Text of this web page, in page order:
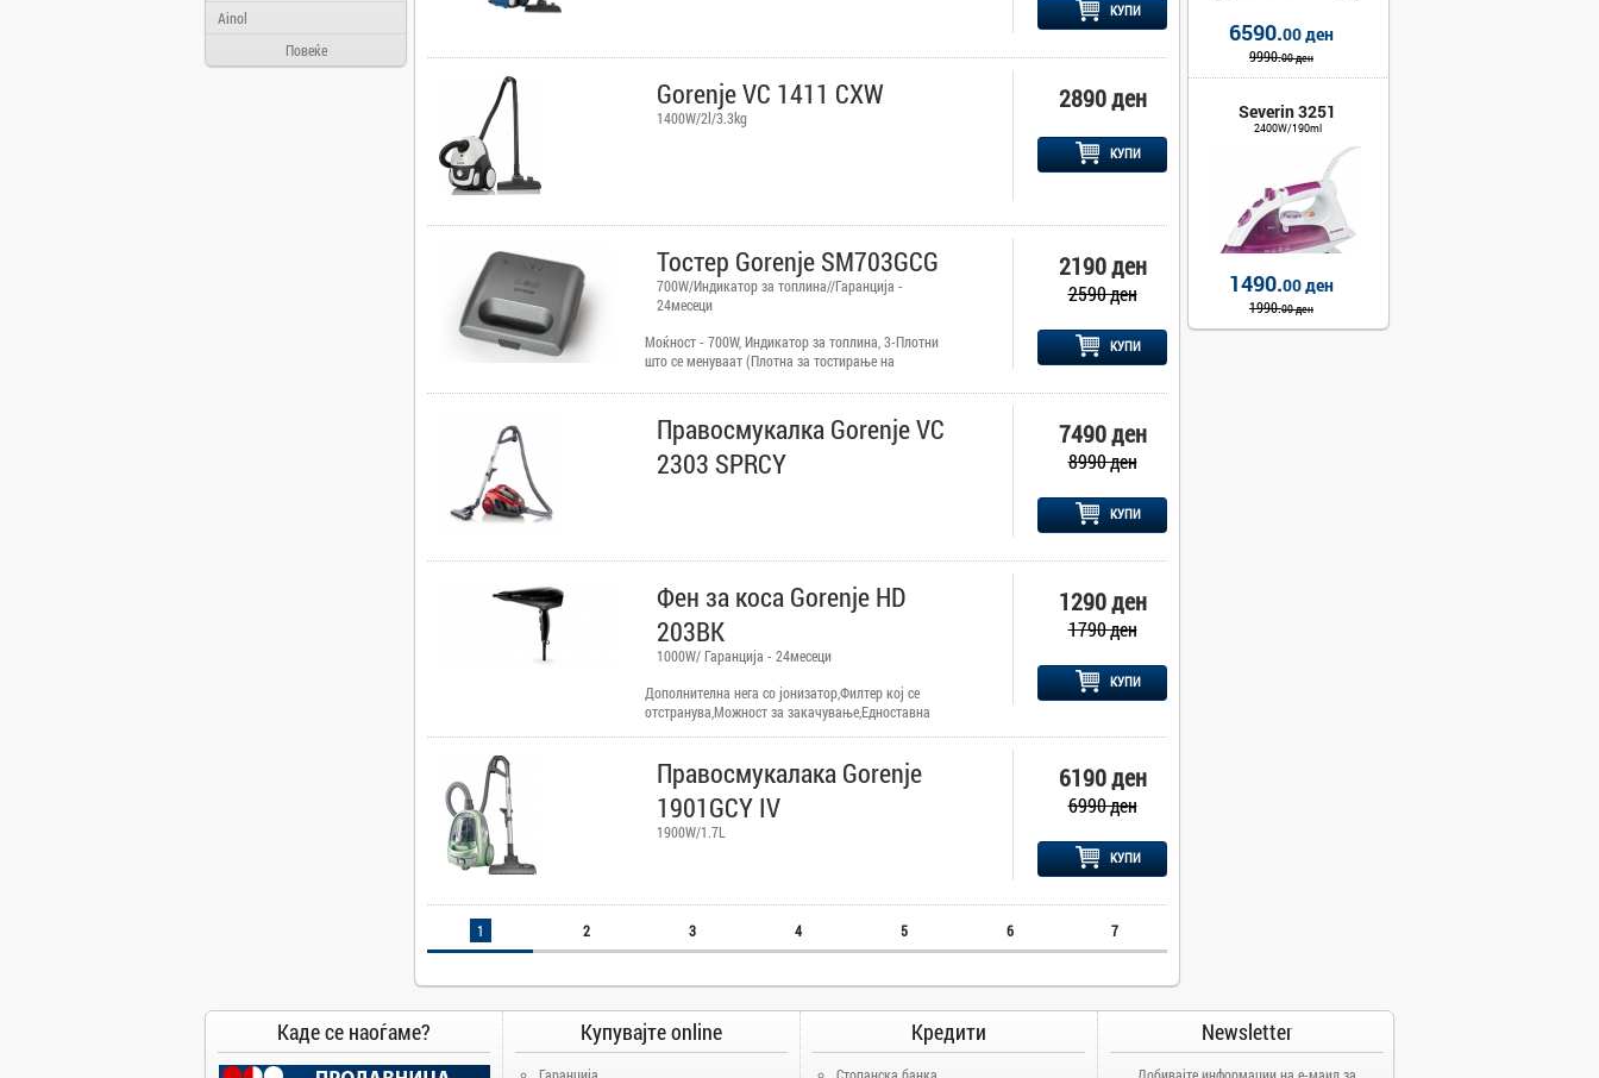
Ainol
DeepCool
Повеќе
КУПИ
Gorenje VC 1411 CXW
1400W/2l/3.3kg
2890 ден
КУПИ
Тостер Gorenje SM703GCG
700W/Индикатор за топлина//Гаранција -
24месеци
Моќност - 700W, Индикатор за топлина, 3-Плотни
што се менуваат (Плотна за тостирање на
триаголни лепчиња, Плотна за вафли), Плотни кои
се нелепливи и овозможуваат лесно чистење,
Гаранција - 24месеци.
2190 ден
2590 ден
КУПИ
Правосмукалка Gorenje VC
2303 SPRCY
7490 ден
8990 ден
КУПИ
Фен за коса Gorenje HD
203BK
1000W/ Гаранција - 24месеци
Дополнителна нега со јонизатор,Филтер кој се
отстранува,Moжност за закачување,Едноставна
безбедност,Куќиште: Пластично ,Тип на моторот: DC
мотор за заштеда на енергија и долготрајна
употреба,Приклучна моќ: 2.000 W,Бучност: 78
dB(A)re1pW,Приклучна моќ(V): 220-240 V
1290 ден
1790 ден
КУПИ
Правосмукалака Gorenje
1901GCY IV
1900W/1.7L
6190 ден
6990 ден
КУПИ
1 2 3 4 5 6 7
6590.00 ден
9990.00 ден
Severin 3251
2400W/190ml
1490.00 ден
1990.00 ден
Каде се наоѓаме? Купувајте online Кредити Newsletter